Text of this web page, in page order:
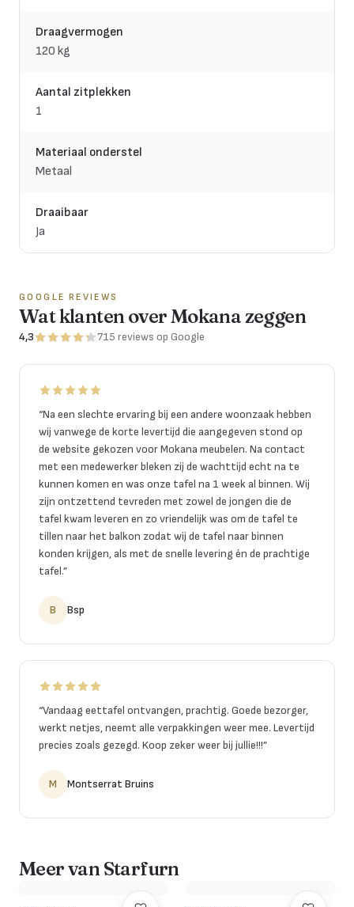
Draagvermogen
120 kg
Aantal zitplekken
1
Materiaal onderstel
Metaal
Draaibaar
Ja
GOOGLE REVIEWS
Wat klanten over Mokana zeggen
4,3 715 reviews op Google
“Na een slechte ervaring bij een andere woonzaak hebben
wij vanwege de korte levertijd die aangegeven stond op
de website gekozen voor Mokana meubelen. Na contact
met een medewerker bleken zij de wachttijd echt na te
kunnen komen en was onze tafel na 1 week al binnen. Wij
zijn ontzettend tevreden met zowel de jongen die de
tafel kwam leveren en zo vriendelijk was om de tafel te
tillen naar het balkon zodat wij de tafel naar binnen
konden krijgen, als met de snelle levering én de prachtige
tafel.”
B Bsp
“Vandaag eettafel ontvangen, prachtig. Goede bezorger,
werkt netjes, neemt alle verpakkingen weer mee. Levertijd
precies zoals gezegd. Koop zeker weer bij jullie!!!”
M Montserrat Bruins
Meer van Starfurn